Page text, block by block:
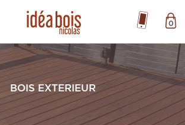
0
BOIS EXTERIEUR